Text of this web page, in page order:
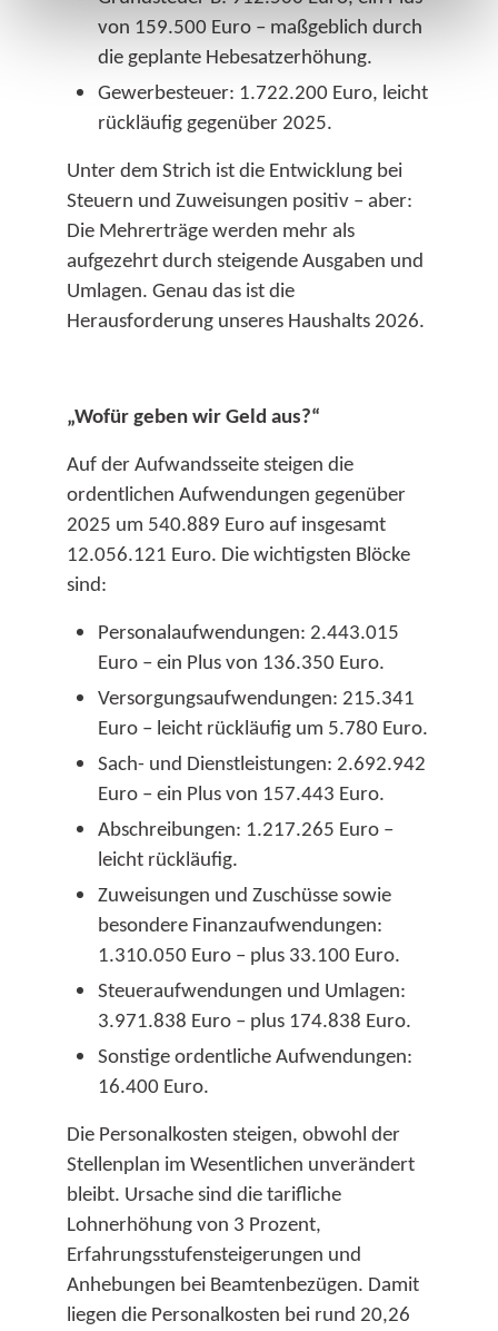
von 159.500 Euro – maßgeblich durch
die geplante Hebesatzerhöhung.​
Gewerbesteuer: 1.722.200 Euro, leicht
rückläufig gegenüber 2025.​
Unter dem Strich ist die Entwicklung bei
Steuern und Zuweisungen positiv – aber:
Die Mehrerträge werden mehr als
aufgezehrt durch steigende Ausgaben und
Umlagen. Genau das ist die
Herausforderung unseres Haushalts 2026.​
„Wofür geben wir Geld aus?“
Auf der Aufwandsseite steigen die
ordentlichen Aufwendungen gegenüber
2025 um 540.889 Euro auf insgesamt
12.056.121 Euro. Die wichtigsten Blöcke
sind:​
Personalaufwendungen: 2.443.015
Euro – ein Plus von 136.350 Euro.​
Versorgungsaufwendungen: 215.341
Euro – leicht rückläufig um 5.780 Euro.​
Sach- und Dienstleistungen: 2.692.942
Euro – ein Plus von 157.443 Euro.​
Abschreibungen: 1.217.265 Euro –
leicht rückläufig.​
Zuweisungen und Zuschüsse sowie
besondere Finanzaufwendungen:
1.310.050 Euro – plus 33.100 Euro.​
Steueraufwendungen und Umlagen:
3.971.838 Euro – plus 174.838 Euro.​
Sonstige ordentliche Aufwendungen:
16.400 Euro.​
Die Personalkosten steigen, obwohl der
Stellenplan im Wesentlichen unverändert
bleibt. Ursache sind die tarifliche
Lohnerhöhung von 3 Prozent,
Erfahrungsstufensteigerungen und
Anhebungen bei Beamtenbezügen. Damit
liegen die Personalkosten bei rund 20,26